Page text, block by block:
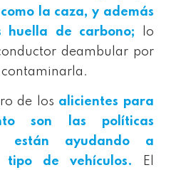
la caza, y además
huella de carbono; lo
deambular por
contaminarla.
de los alicientes para
son las políticas
están ayudando a
tipo de vehículos.
El